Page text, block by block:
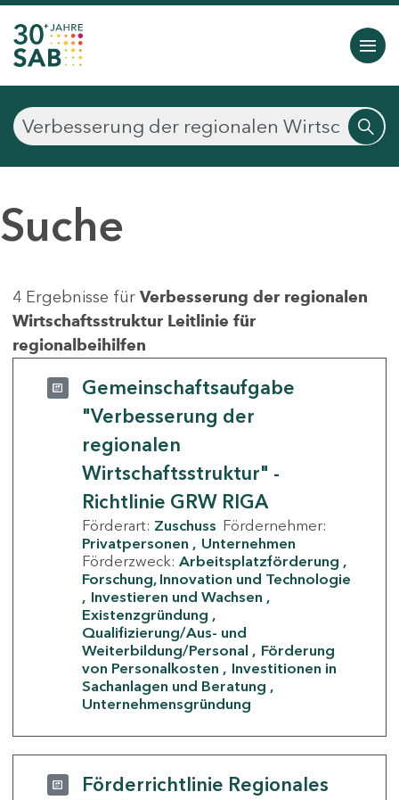
Suche
4 Ergebnisse für Verbesserung der regionalen
Wirtschaftsstruktur Leitlinie für
regionalbeihilfen
Gemeinschaftsaufgabe
"Verbesserung der
regionalen
Wirtschaftsstruktur" -
Richtlinie GRW RIGA
Förderart: Zuschuss Fördernehmer:
Privatpersonen
Unternehmen
Förderzweck: Arbeitsplatzförderung
Forschung, Innovation und Technologie
Investieren und Wachsen
Existenzgründung
Qualifizierung/Aus- und
Weiterbildung/Personal
Förderung
von Personalkosten
Investitionen in
Sachanlagen und Beratung
Unternehmensgründung
Förderrichtlinie Regionales